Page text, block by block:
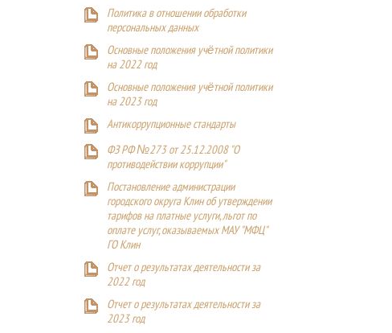
Политика в отношении обработки
персональных данных
Основные положения учётной политики
на 2022 год
Основные положения учётной политики
на 2023 год
Антикоррупционные стандарты
ФЗ РФ №273 от 25.12.2008 "О
противодействии коррупции"
Постановление администрации
городского округа Клин об утверждении
тарифов на платные услуги, льгот по
оплате услуг, оказываемых МАУ "МФЦ"
ГО Клин
Отчет о результатах деятельности за
2022 год
Отчет о результатах деятельности за
2023 год